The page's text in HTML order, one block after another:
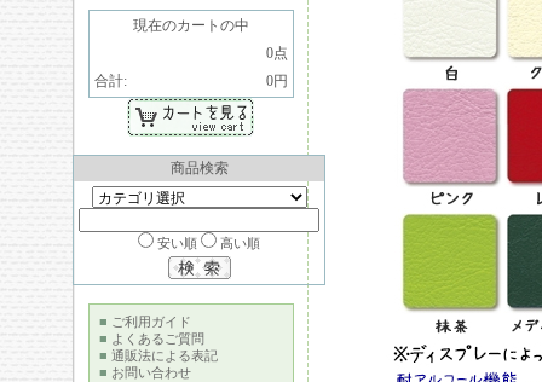
現在のカートの中
0点
合計:
0円
商品検索
安い順 高い順
■ ご利用ガイド
■ よくあるご質問
■ 通販法による表記
■ お問い合わせ